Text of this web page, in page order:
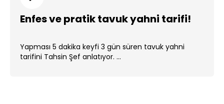
Enfes ve pratik tavuk yahni tarifi!
Yapması 5 dakika keyfi 3 gün süren tavuk yahni
tarifini Tahsin Şef anlatıyor. ...